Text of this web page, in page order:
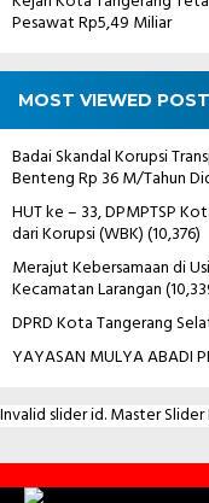
Pesawat Rp5,49 Miliar
MOST VIEWED
Badai Skandal Korupsi
Benteng Rp 36 M/Tahun
HUT ke – 33, DPMPTSP
dari Korupsi (WBK)(10,376)
Merajut Kebersamaan di
Kecamatan Larangan
DPRD Kota Tangerang
YAYASAN MULYA ABADI
Invalid slider id. Master
Contact